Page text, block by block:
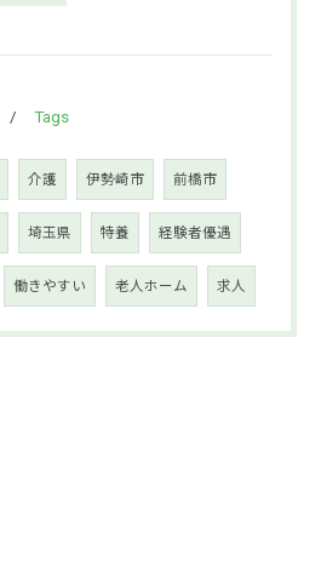
Tags
介護 伊勢崎市 前橋市
埼玉県 特養 経験者優遇
働きやすい 老人ホーム 求人